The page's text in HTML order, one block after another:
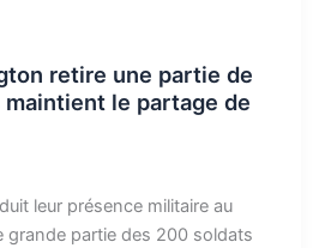
retire une partie de
le partage de
leur présence militaire au
grande partie des 200 soldats